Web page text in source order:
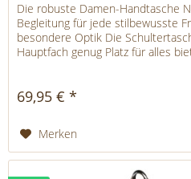
Die robuste Damen-Handtasche
Begleitung für jede stilbewusste
besondere Optik Die
Hauptfach genug Platz für alles
69,95 € *
Merken